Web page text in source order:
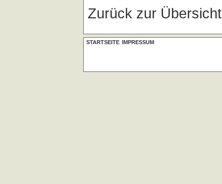
Zurück zur
STARTSEITE IMPRESSUM